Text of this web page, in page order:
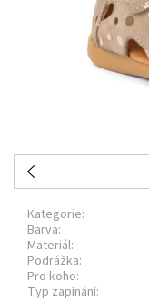
Kategorie:
Barva:
Materiál:
Podrážka:
Pro koho:
Typ zapínání: